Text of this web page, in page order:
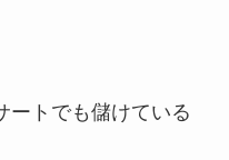
ートでも儲けている